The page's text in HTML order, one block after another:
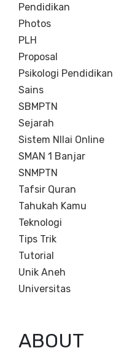
Pendidikan
Photos
PLH
Proposal
Psikologi Pendidikan
Sains
SBMPTN
Sejarah
Sistem NIlai Online
SMAN 1 Banjar
SNMPTN
Tafsir Quran
Tahukah Kamu
Teknologi
Tips Trik
Tutorial
Unik Aneh
Universitas
ABOUT